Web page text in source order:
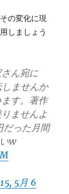
の変化に現
しましょう
さん宛に
ませんか
す。著作
ませんよ
だった月間
w
5月 6